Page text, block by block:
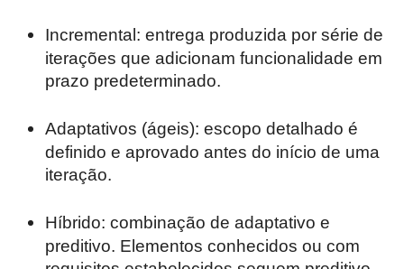
Incremental: entrega produzida por série de
iterações que adicionam funcionalidade em
prazo predeterminado.
Adaptativos (ágeis): escopo detalhado é
definido e aprovado antes do início de uma
iteração.
Híbrido: combinação de adaptativo e
preditivo. Elementos conhecidos ou com